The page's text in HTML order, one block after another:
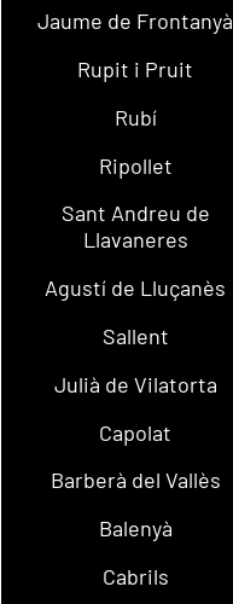
Jaume de Frontanyà
Rupit i Pruit
Rubí
Ripollet
Sant Andreu de
Llavaneres
Agustí de Lluçanès
Sallent
Julià de Vilatorta
Capolat
Barberà del Vallès
Balenyà
Cabrils